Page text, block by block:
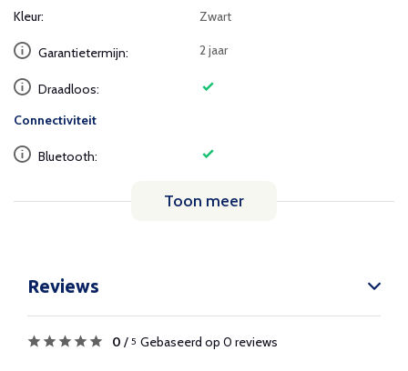
Kleur: Zwart
Garantietermijn: 2 jaar
Draadloos:
Connectiviteit
Bluetooth:
Toon meer
Reviews
0 / 5 Gebaseerd op 0 reviews